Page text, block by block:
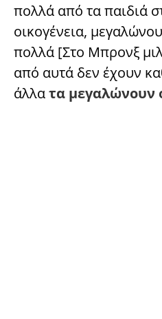
πολλά από τα παιδιά
οικογένεια,
πολλά [Στο Μπρονξ
από αυτά δεν έχουν
άλλατα μεγαλώνουν